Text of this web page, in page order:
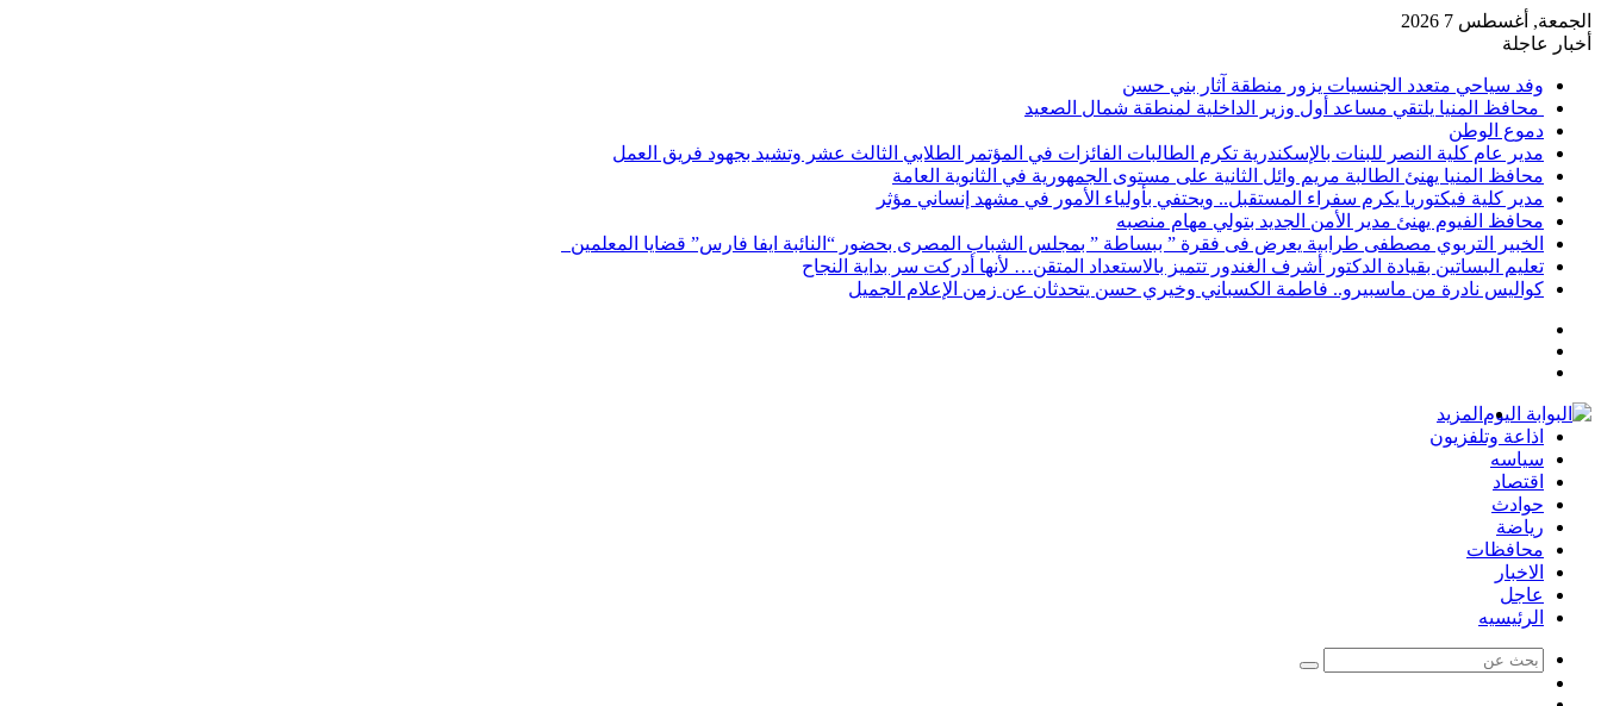
الجمعة, أغسطس 7 2026
أخبار عاجلة
وفد سياحي متعدد الجنسيات يزور منطقة آثار بني حسن
محافظ المنيا يلتقي مساعد أول وزير الداخلية لمنطقة شمال الصعيد
دموع الوطن
مدير عام كلية النصر للبنات بالإسكندرية تكرم الطالبات الفائزات في المؤتمر الطلابي الثالث عشر وتشيد بجهود فريق العمل
محافظ المنيا يهنئ الطالبة مريم وائل الثانية على مستوى الجمهورية في الثانوية العامة
مدير كلية فيكتوريا يكرم سفراء المستقبل.. ويحتفي بأولياء الأمور في مشهد إنساني مؤثر
محافظ الفيوم يهنئ مدير الأمن الجديد بتولي مهام منصبه
الخبير التربوي مصطفى طرابية يعرض فى فقرة ” ببساطة ” بمجلس الشباب المصرى بحضور “النائبة ايفا فارس” قضايا المعلمين
تعليم البساتين بقيادة الدكتور أشرف الغندور تتميز بالاستعداد المتقن… لأنها أدركت سر بداية النجاح
كواليس نادرة من ماسبيرو.. فاطمة الكسباني وخيري حسن يتحدثان عن زمن الإعلام الجميل
المزيد
اذاعة وتلفزيون
سياسه
اقتصاد
حوادث
رياضة
محافظات
الاخبار
عاجل
الرئيسيه
بحث